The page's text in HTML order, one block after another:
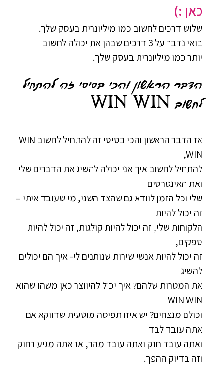
כאן :)
שלוש דרכים לחשוב כמו מיליונרית בעסק שלך.
בואי נדבר על 3 דרכים שבהן את יכולה לחשוב
יותר כמו מיליונרית בעסק שלך.
הדבר הראשון והכי בסיסי זה להתחיל
לחשוב WIN WIN
אז הדבר הראשון והכי בסיסי זה להתחיל לחשוב WIN
WIN,
להתחיל לחשוב איך אני יכולה להשיג את הדברים שלי
ואת האינטרסים
שלי וכל הזמן לוודא גם שהצד השני, מי שעובד איתי –
זה יכול להיות
הלקוחות שלי, זה יכול להיות קולגות, זה יכול להיות
ספקים,
זה יכול להיות אנשי שירות שנותנים לי- איך הם יכולים
להשיג
את המטרות שלהם? איך יכול להיווצר כאן משהו שהוא
WIN WIN
וכולם מנצחים? יש איזו תפיסה מוטעית שדווקא אם
אתה עובד לבד
ואתה עובד חזק ואתה עובד מהר, אז אתה מגיע רחוק
וזה בדיוק ההפך.